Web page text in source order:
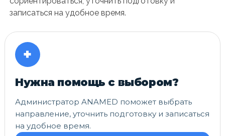
записаться на удобное время.
+
Нужна помощь с выбором?
Администратор ANAMED поможет выбрать
направление, уточнить подготовку и записаться
на удобное время.